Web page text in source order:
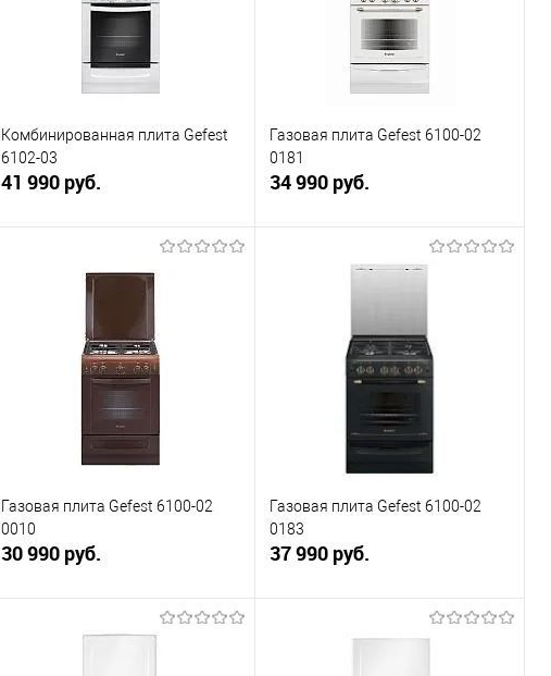
Комбинированная плита Gefest
6102-03
41 990 руб.
В избранное
Под заказ
Газовая плита Gefest 6100-02
0181
34 990 руб.
В корзину
В избранное
Под заказ
Газовая плита Gefest 6100-02
0010
30 990 руб.
В корзину
Газовая плита Gefest 6100-02
0183
37 990 руб.